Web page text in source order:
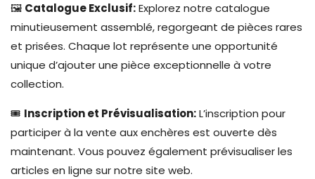
🖼️ Catalogue Exclusif:Explorez notre catalogue
minutieusement assemblé, regorgeant de pièces rares
et prisées. Chaque lot représente une opportunité
unique d’ajouter une pièce exceptionnelle à votre
collection.
🎟️ Inscription et Prévisualisation:L’inscription pour
participer à la vente aux enchères est ouverte dès
maintenant. Vous pouvez également prévisualiser les
articles en ligne sur notre site web.